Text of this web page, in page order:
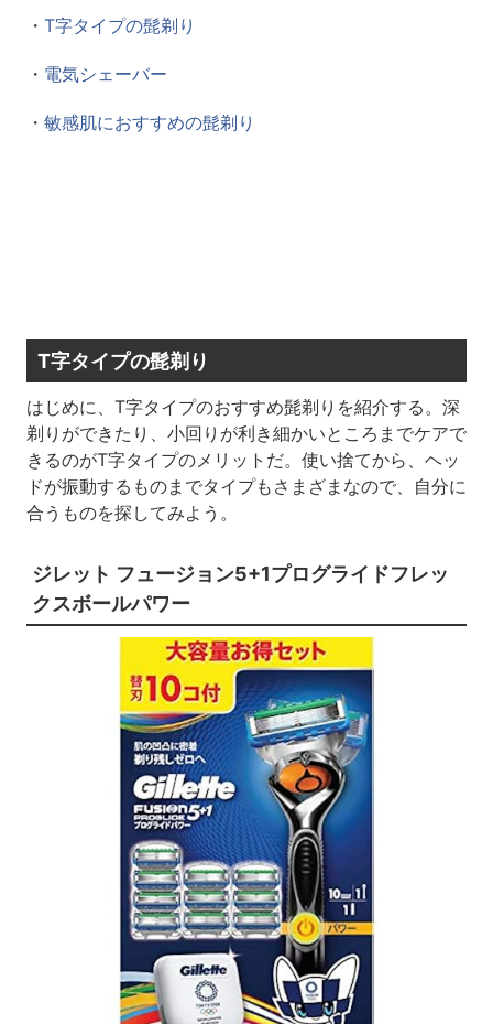
・ T字タイプの髭剃り
・ 電気シェーバー
・ 敏感肌におすすめの髭剃り
T字タイプの髭剃り
はじめに、T字タイプのおすすめ髭剃りを紹介する。深
剃りができたり、小回りが利き細かいところまでケアで
きるのがT字タイプのメリットだ。使い捨てから、ヘッ
ドが振動するものまでタイプもさまざまなので、自分に
合うものを探してみよう。
ジレット フュージョン5+1プログライドフレッ
クスボールパワー